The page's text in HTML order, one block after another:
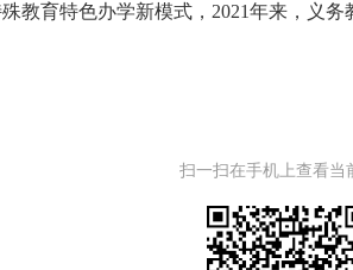
教育特色办学新模式， 2021年来，义务
扫一扫在手机上查看当